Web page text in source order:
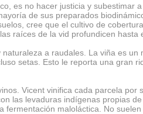
es no hacer justicia y
de sus preparados
cree que el cultivo de
raíces de la vid profundicen hasta
a raudales. La viña es
setas. Esto le reporta una gran
Vicent vinifica cada parcela
las levaduras indígenas propias
maloláctica. No